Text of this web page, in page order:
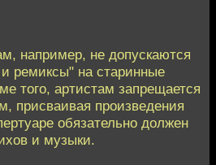
например, не допускаются
ремиксы" на старинные
того, артистам запрещается
присваивая произведения
обязательно должен
и музыки.